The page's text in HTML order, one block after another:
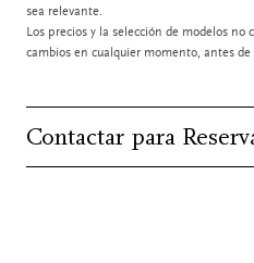
sea relevante.
Los precios y la selección de modelos
cambios en cualquier momento, antes
Contactar para